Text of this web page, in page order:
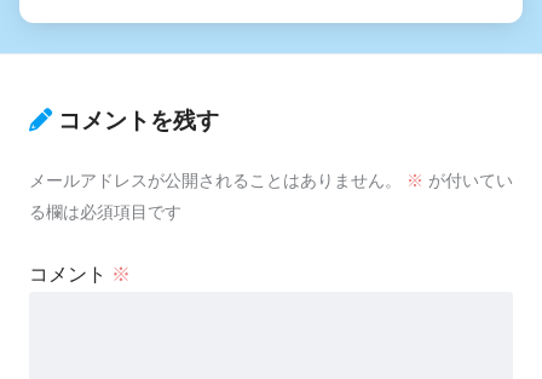
コメントを残す
メールアドレスが公開されることはありません。 ※ が付いてい
る欄は必須項目です
コメント ※